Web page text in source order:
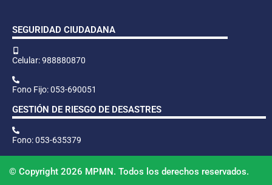
SEGURIDAD CIUDADANA
Celular: 988880870
Fono Fijo: 053-690051
GESTIÓN DE RIESGO DE DESASTRES
Fono: 053-635379
© Copyright 2026 MPMN. Todos los derechos reservados.